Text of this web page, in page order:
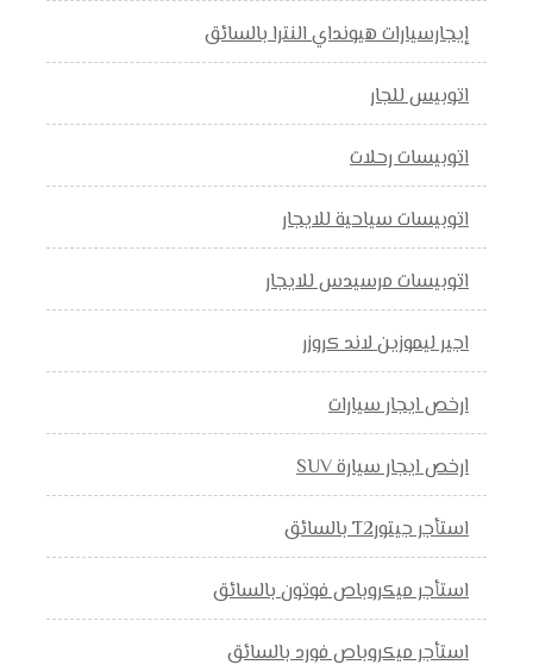
إيجارسيارات هيونداي النترا بالسائق
اتوبيس للجار
اتوبيسات رحلات
اتوبيسات سياحية للايجار
اتوبيسات مرسيدس للايجار
اجير ليموزين لاند كروزر
ارخص ايجار سيارات
ارخص ايجار سيارة SUV
استأجر جيتورT2 بالسائق
استأجر ميكروباص فوتون بالسائق
استأجر ميكروباص فورد بالسائق